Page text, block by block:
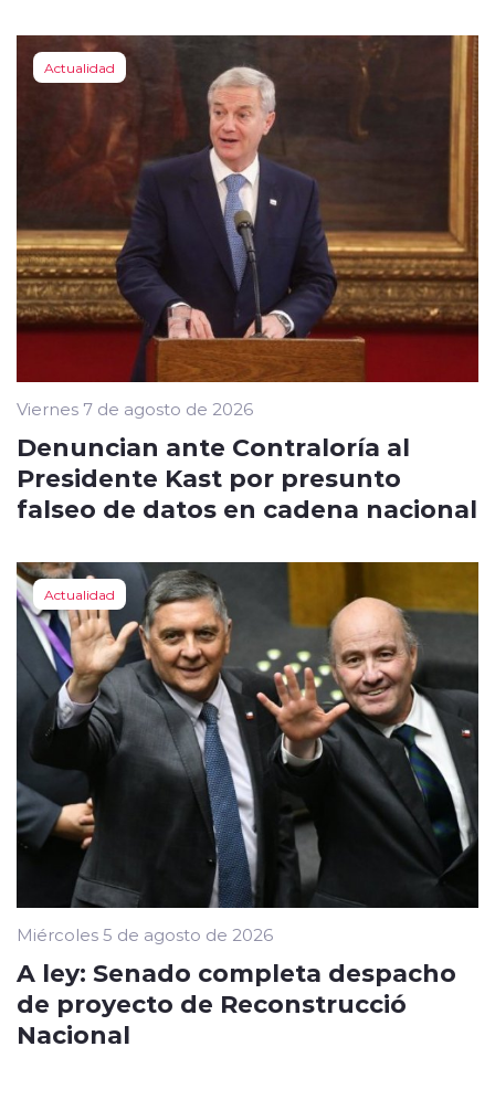
Actualidad
Viernes 7 de agosto de 2026
Denuncian ante Contraloría al
Presidente Kast por presunto
falseo de datos en cadena nacional
Actualidad
Miércoles 5 de agosto de 2026
A ley: Senado completa despacho
de proyecto de Reconstrucció
Nacional